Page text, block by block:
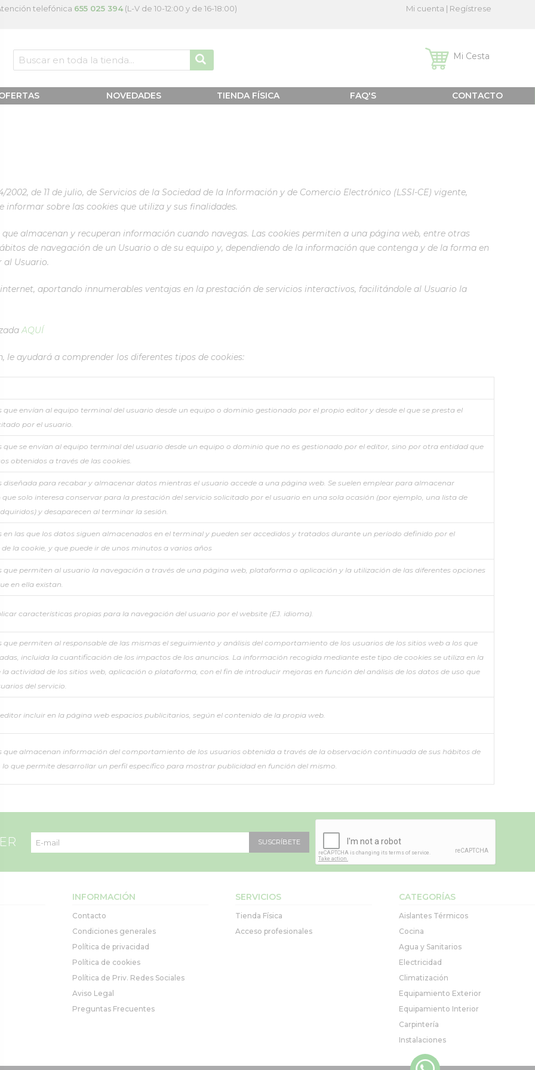
telefónica 655 025 394(L-V de 10-12:00 y de 16-18:00) Mi cuenta | Regístrese
Mi Cesta
NOVEDADES TIENDA FÍSICA FAQ'S CONTACTO
2002, de 11 de julio, de Servicios de la Sociedad de la Información y de Comercio Electrónico (LSSI-CE) vigente,
informar sobre las cookies que utiliza y sus finalidades.
almacenan y recuperan información cuando navegas. Las cookies permiten a una página web, entre otras
de navegación de un Usuario o de su equipo y, dependiendo de la información que contenga y de la forma en
al Usuario.
internet, aportando innumerables ventajas en la prestación de servicios interactivos, facilitándole al Usuario la
AQUÍ
le ayudará a comprender los diferentes tipos de cookies:
que envían al equipo terminal del usuario desde un equipo o dominio gestionado por el propio editor y desde el que se presta el
por el usuario.
que se envían al equipo terminal del usuario desde un equipo o dominio que no es gestionado por el editor, sino por otra entidad que
obtenidos a través de las cookies.
diseñada para recabar y almacenar datos mientras el usuario accede a una página web. Se suelen emplear para almacenar
que solo interesa conservar para la prestación del servicio solicitado por el usuario en una sola ocasión (por ejemplo, una lista de
y desaparecen al terminar la sesión.
en las que los datos siguen almacenados en el terminal y pueden ser accedidos y tratados durante un período definido por el
de la cookie, y que puede ir de unos minutos a varios años
que permiten al usuario la navegación a través de una página web, plataforma o aplicación y la utilización de las diferentes opciones
en ella existan.
características propias para la navegación del usuario por el website (EJ. idioma).
que permiten al responsable de las mismas el seguimiento y análisis del comportamiento de los usuarios de los sitios web a los que
incluida la cuantificación de los impactos de los anuncios. La información recogida mediante este tipo de cookies se utiliza en la
la actividad de los sitios web, aplicación o plataforma, con el fin de introducir mejoras en función del análisis de los datos de uso que
del servicio.
editor incluir en la página web espacios publicitarios, según el contenido de la propia web.
que almacenan información del comportamiento de los usuarios obtenida a través de la observación continuada de sus hábitos de
lo que permite desarrollar un perfil específico para mostrar publicidad en función del mismo.
SUSCRÍBETE
INFORMACIÓN
Contacto
Condiciones generales
Política de privacidad
Política de cookies
Política de Priv. Redes Sociales
Aviso Legal
Preguntas Frecuentes
SERVICIOS
Tienda Física
Acceso profesionales
CATEGORÍAS
Aislantes Térmicos
Cocina
Agua y Sanitarios
Electricidad
Climatización
Equipamiento Exterior
Equipamiento Interior
Carpintería
Instalaciones